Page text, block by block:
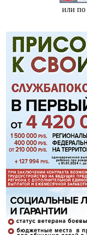
или по